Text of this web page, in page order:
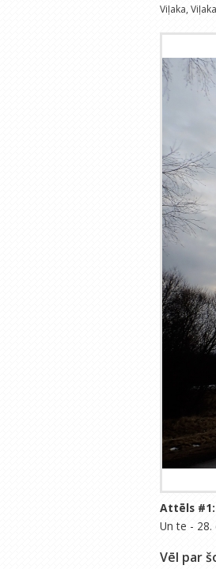
Viļaka,
Attēls #1:
Un te -
Vēl par